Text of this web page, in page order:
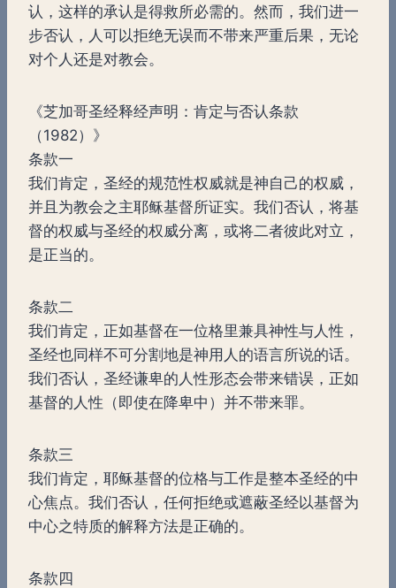
认，这样的承认是得救所必需的。然而，我们进一
步否认，人可以拒绝无误而不带来严重后果，无论
对个人还是对教会。
《芝加哥圣经释经声明：肯定与否认条款
（1982）》
条款一
我们肯定，圣经的规范性权威就是神自己的权威，
并且为教会之主耶稣基督所证实。我们否认，将基
督的权威与圣经的权威分离，或将二者彼此对立，
是正当的。
条款二
我们肯定，正如基督在一位格里兼具神性与人性，
圣经也同样不可分割地是神用人的语言所说的话。
我们否认，圣经谦卑的人性形态会带来错误，正如
基督的人性（即使在降卑中）并不带来罪。
条款三
我们肯定，耶稣基督的位格与工作是整本圣经的中
心焦点。我们否认，任何拒绝或遮蔽圣经以基督为
中心之特质的解释方法是正确的。
条款四